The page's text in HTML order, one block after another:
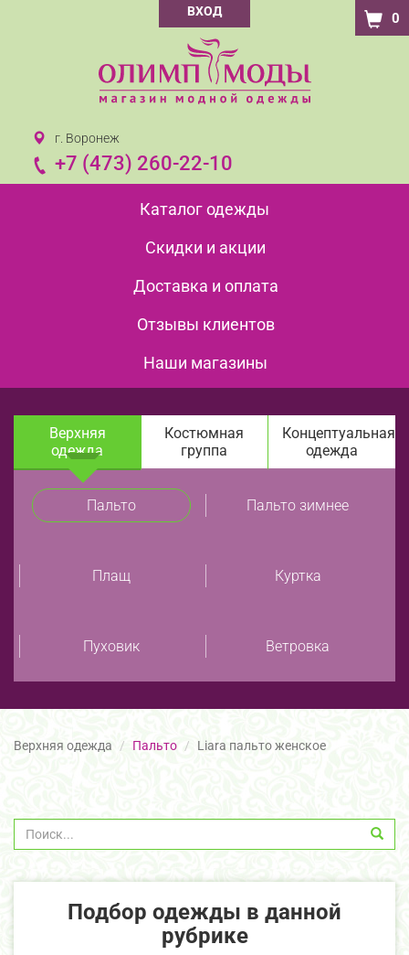
ВХОД 0
г. Воронеж
+7 (473) 260-22-10
Каталог одежды
Скидки и акции
Доставка и оплата
Отзывы клиентов
Наши магазины
Верхняя
одежда
Костюмная
группа
Концептуальная
одежда
Пальто Пальто зимнее
Плащ Куртка
Пуховик Ветровка
Верхняя одежда Пальто Liara пальто женское
Подбор одежды в данной
рубрике